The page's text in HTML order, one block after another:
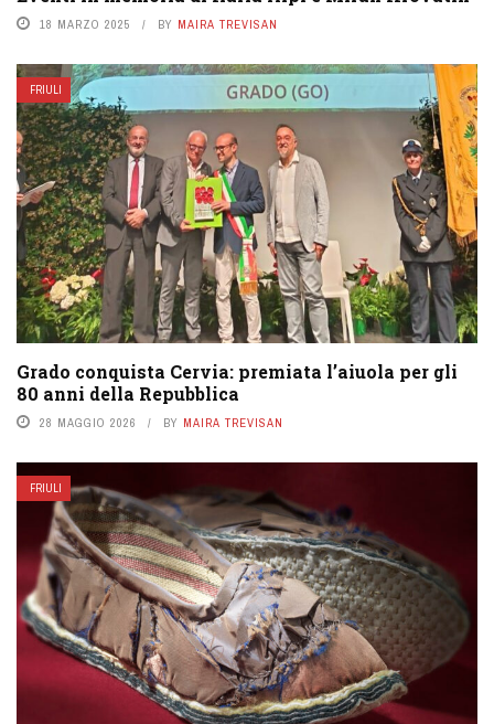
18 MARZO 2025 BY MAIRA TREVISAN
FRIULI
Grado conquista Cervia: premiata l’aiuola per gli
80 anni della Repubblica
28 MAGGIO 2026 BY MAIRA TREVISAN
FRIULI